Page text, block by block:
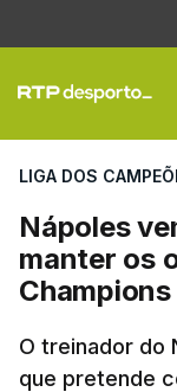
LIGA DOS
Nápoles
manter os
Champions
O treinador do
que pretende